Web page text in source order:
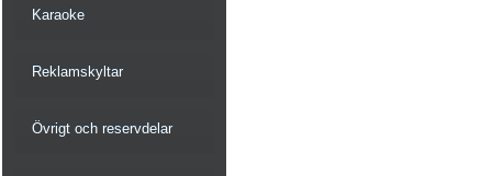
Karaoke
Reklamskyltar
Övrigt och reservdelar